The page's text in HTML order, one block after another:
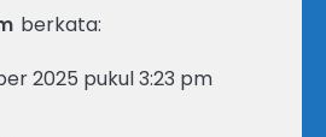
berkata:
2025 pukul 3:23 pm